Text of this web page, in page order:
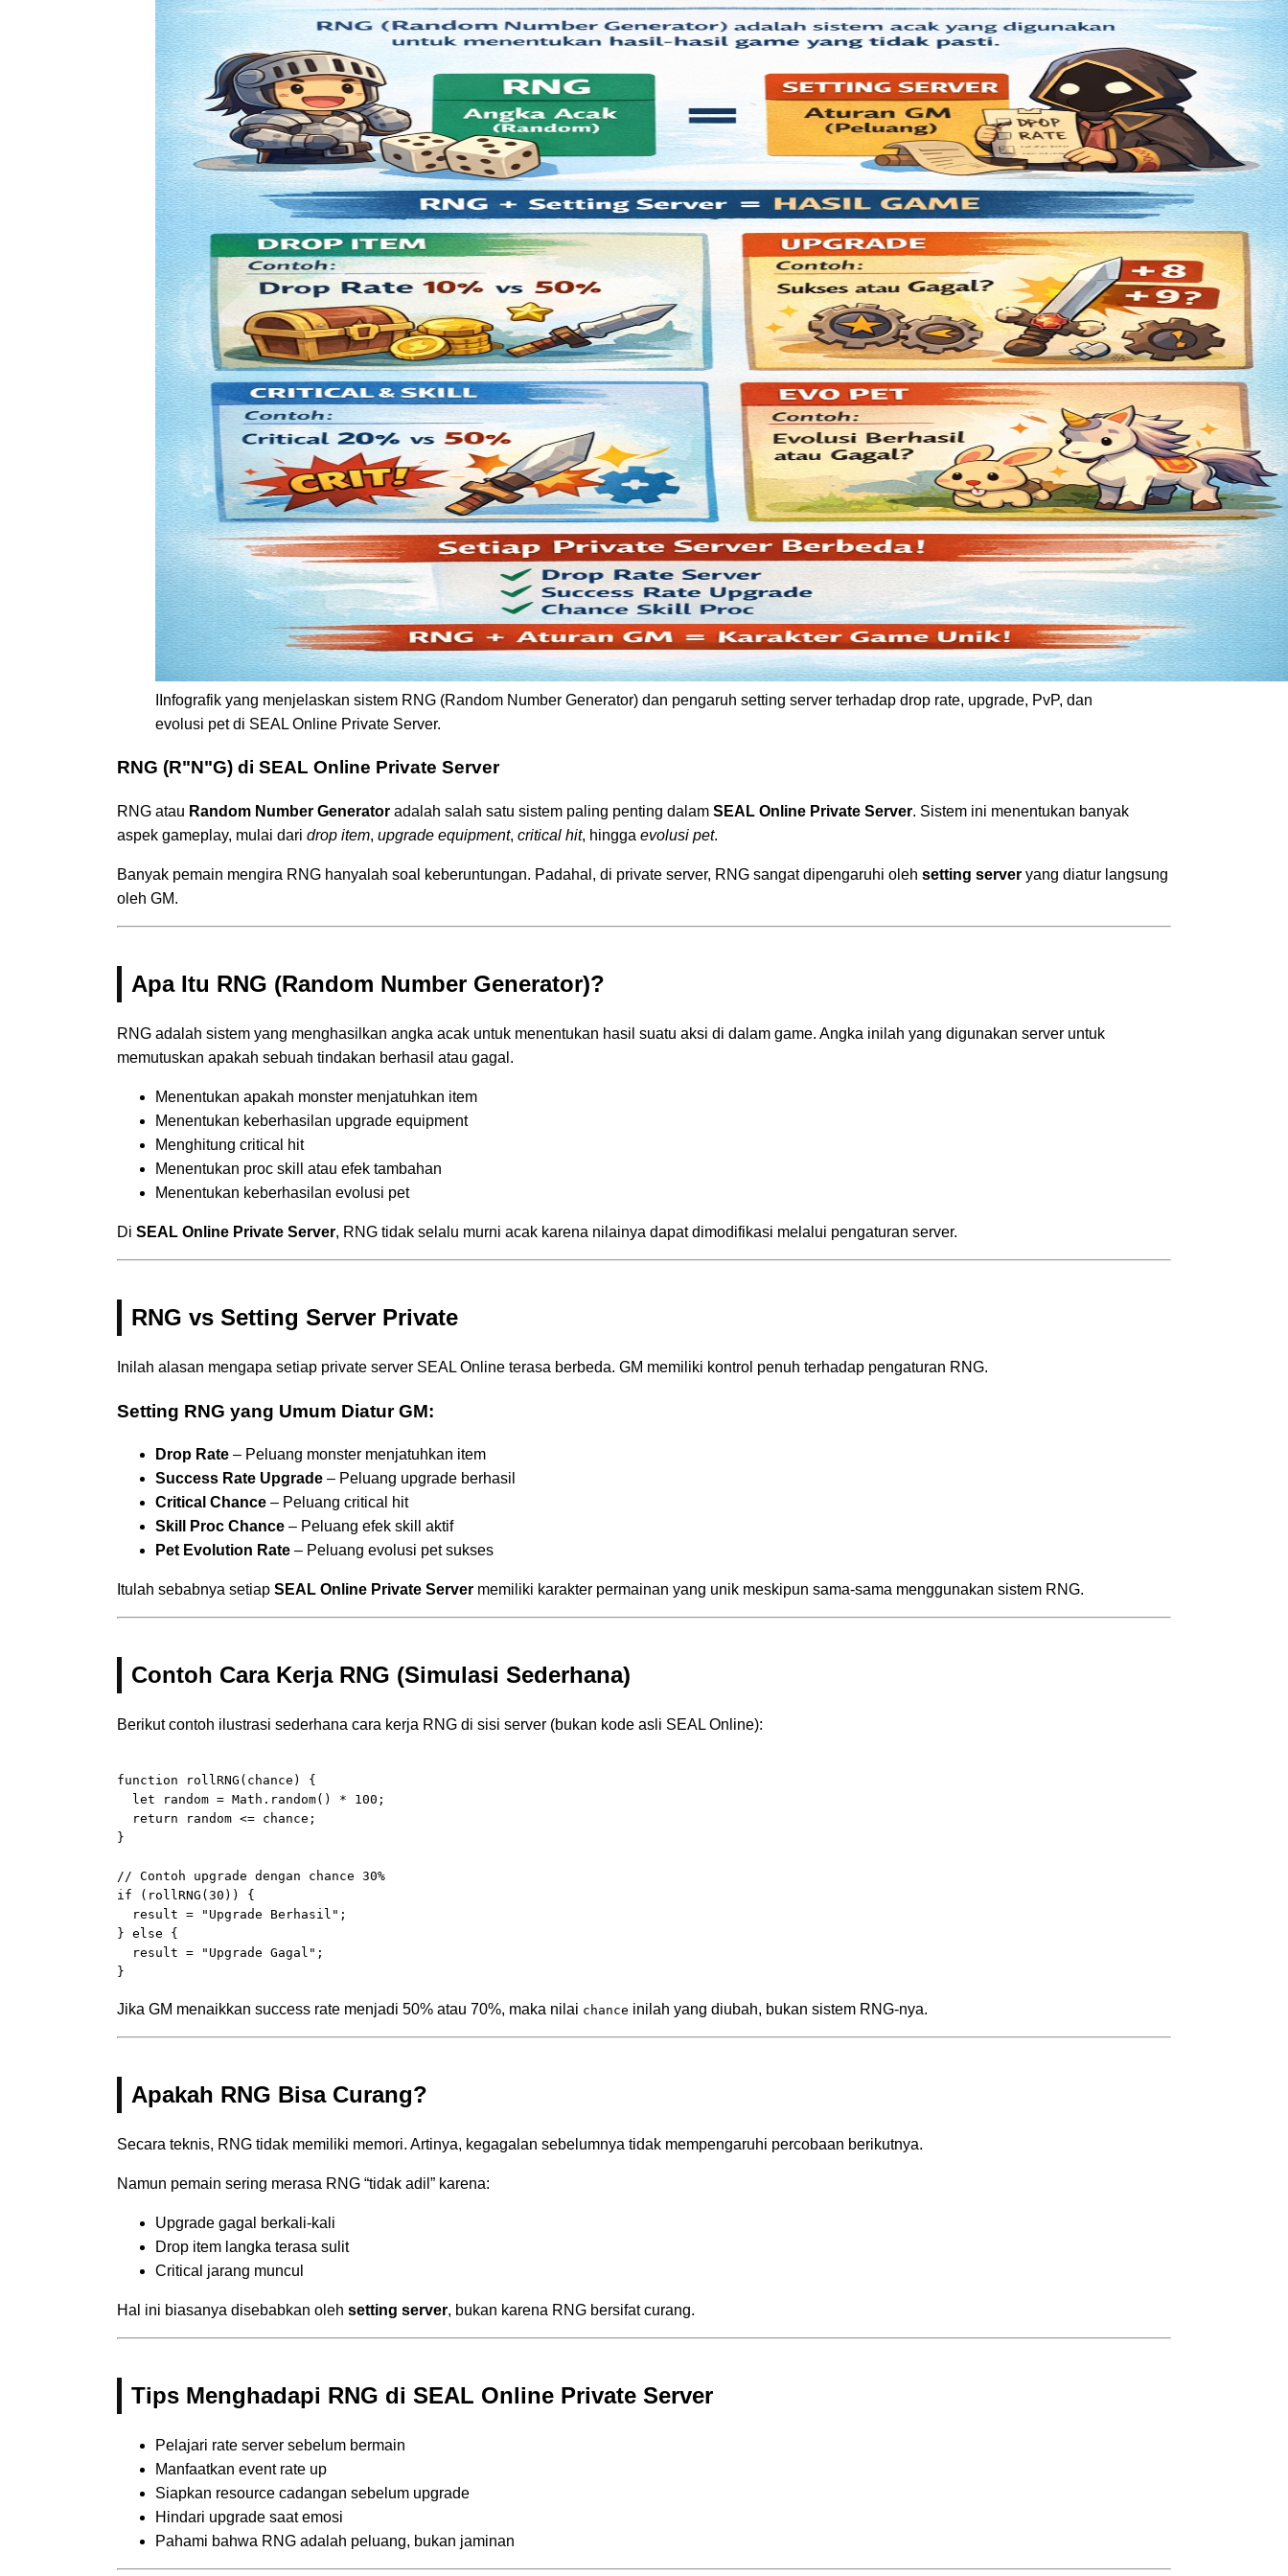
IInfografik yang menjelaskan sistem RNG (Random Number Generator) dan pengaruh setting server terhadap drop rate, upgrade, PvP, dan
evolusi pet di SEAL Online Private Server.
RNG (R"N"G) di SEAL Online Private Server
RNG atau Random Number Generator adalah salah satu sistem paling penting dalam SEAL Online Private Server. Sistem ini menentukan banyak
aspek gameplay, mulai dari drop item, upgrade equipment, critical hit, hingga evolusi pet.
Banyak pemain mengira RNG hanyalah soal keberuntungan. Padahal, di private server, RNG sangat dipengaruhi oleh setting server yang diatur langsung
oleh GM.
Apa Itu RNG (Random Number Generator)?
RNG adalah sistem yang menghasilkan angka acak untuk menentukan hasil suatu aksi di dalam game. Angka inilah yang digunakan server untuk
memutuskan apakah sebuah tindakan berhasil atau gagal.
Menentukan apakah monster menjatuhkan item
Menentukan keberhasilan upgrade equipment
Menghitung critical hit
Menentukan proc skill atau efek tambahan
Menentukan keberhasilan evolusi pet
Di SEAL Online Private Server, RNG tidak selalu murni acak karena nilainya dapat dimodifikasi melalui pengaturan server.
RNG vs Setting Server Private
Inilah alasan mengapa setiap private server SEAL Online terasa berbeda. GM memiliki kontrol penuh terhadap pengaturan RNG.
Setting RNG yang Umum Diatur GM:
Drop Rate – Peluang monster menjatuhkan item
Success Rate Upgrade – Peluang upgrade berhasil
Critical Chance – Peluang critical hit
Skill Proc Chance – Peluang efek skill aktif
Pet Evolution Rate – Peluang evolusi pet sukses
Itulah sebabnya setiap SEAL Online Private Server memiliki karakter permainan yang unik meskipun sama-sama menggunakan sistem RNG.
Contoh Cara Kerja RNG (Simulasi Sederhana)
Berikut contoh ilustrasi sederhana cara kerja RNG di sisi server (bukan kode asli SEAL Online):
function rollRNG(chance) {
  let random = Math.random() * 100;
  return random <= chance;
}
// Contoh upgrade dengan chance 30%
if (rollRNG(30)) {
  result = "Upgrade Berhasil";
} else {
  result = "Upgrade Gagal";
Jika GM menaikkan success rate menjadi 50% atau 70%, maka nilai chance inilah yang diubah, bukan sistem RNG-nya.
Apakah RNG Bisa Curang?
Secara teknis, RNG tidak memiliki memori. Artinya, kegagalan sebelumnya tidak mempengaruhi percobaan berikutnya.
Namun pemain sering merasa RNG “tidak adil” karena:
Upgrade gagal berkali-kali
Drop item langka terasa sulit
Critical jarang muncul
Hal ini biasanya disebabkan oleh setting server, bukan karena RNG bersifat curang.
Tips Menghadapi RNG di SEAL Online Private Server
Pelajari rate server sebelum bermain
Manfaatkan event rate up
Siapkan resource cadangan sebelum upgrade
Hindari upgrade saat emosi
Pahami bahwa RNG adalah peluang, bukan jaminan